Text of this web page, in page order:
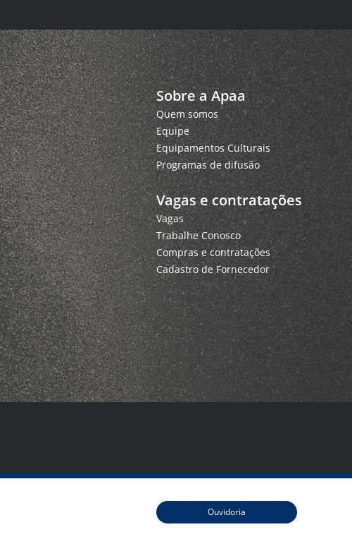
Sobre a Apaa
Quem somos
Equipe
Equipamentos Culturais
Programas de difusão
Vagas e contratações
Vagas
Trabalhe Conosco
Compras e contratações
Cadastro de Fornecedor
Ouvidoria